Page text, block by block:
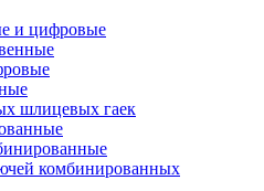
и цифровые
шлицевых гаек
комбинированных